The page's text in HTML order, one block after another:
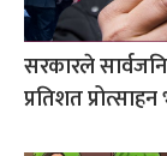
सरकारले
प्रतिशत प्रोत्साहन